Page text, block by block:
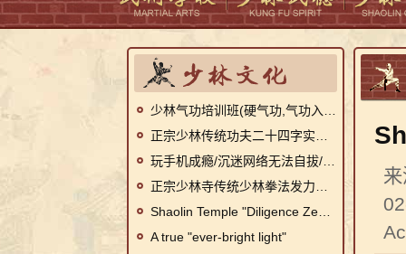
少林气功培训班(硬气功,气功入门,气功纠偏)短期招生简章
正宗少林传统功夫二十四字实战诀
玩手机成瘾/沉迷网络无法自拔/厌学逃学的孩子怎么办?
正宗少林寺传统少林拳法发力秘诀
Shaolin Temple "Diligence Zen VII"
A true "ever-bright light"